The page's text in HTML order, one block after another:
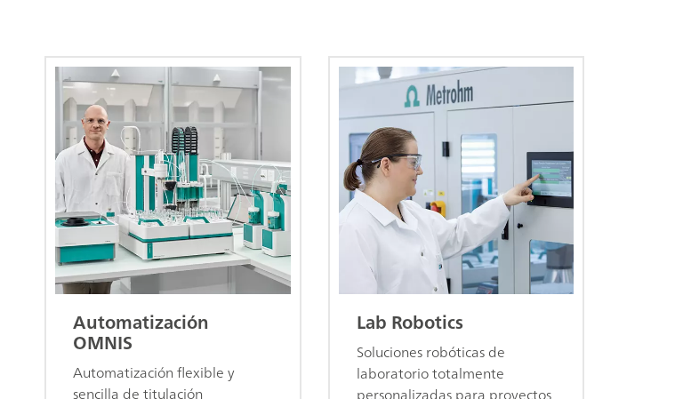
Automatización
OMNIS
Automatización flexible y
Lab Robotics
Soluciones robóticas de
laboratorio totalmente